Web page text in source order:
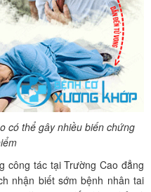
có thể gây nhiều biến chứng
công tác tại Trường Cao đẳng
nhận biết sớm bệnh nhân tai